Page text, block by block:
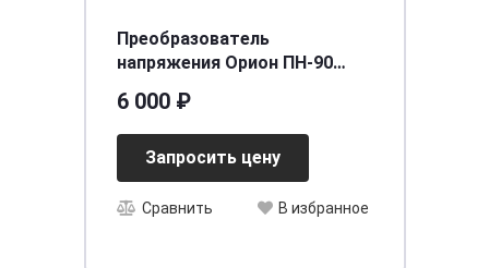
Преобразователь
напряжения Орион ПН-90
6 000 ₽
Запросить цену
Сравнить В избранное